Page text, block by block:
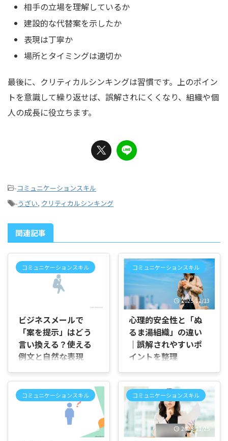
相手の立場を理解しているか
建設的な代替案を示したか
表現は丁寧か
場所とタイミングは適切か
最後に、クリティカルシンキングは習慣です。上のポイン
トを意識して繰り返せば、誤解されにくくなり、組織や個
人の成長に役立ちます。
-コミュニケーションスキル
-うざい, クリティカルシンキング
関連記事
コミュニケーションスキル
ビジネスメールで
「案を提示」はどう
言い換える？使える
例文と自然な表現
示します』と書きたいけれ
ど、この表現のままで失礼に
ならないかな？」「取引先や
上司に提案するとき、もう少
し自然で丁寧な言い方に変え
たい」と感じたことはありま
コミュニケーションスキル
2025/12/13
心理的安全性と「ぬ
るま湯組織」の違い
｜誤解されやすいポ
イントを整理
と聞くと、「甘やかすことで
は？」「厳しさがなくなるの
では？」と感じる人も少なく
ありません。その結果、心理
的安全性＝ぬるま湯組織とい
う誤解が生まれやすくなって
コミュニケーションスキル
2026/6/19
コミュニケーションスキル
2025/11/25